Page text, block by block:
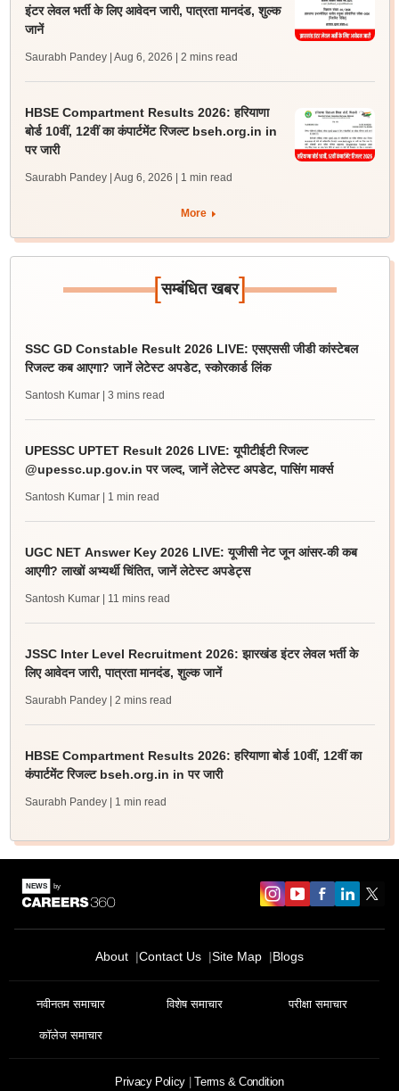
इंटर लेवल भर्ती के लिए आवेदन जारी, पात्रता मानदंड, शुल्क
जानें
Saurabh Pandey | Aug 6, 2026 | 2 mins read
HBSE Compartment Results 2026: हरियाणा
बोर्ड 10वीं, 12वीं का कंपार्टमेंट रिजल्ट bseh.org.in in
पर जारी
Saurabh Pandey | Aug 6, 2026 | 1 min read
More
[सम्बंधित खबर]
SSC GD Constable Result 2026 LIVE: एसएससी जीडी कांस्टेबल
रिजल्ट कब आएगा? जानें लेटेस्ट अपडेट, स्कोरकार्ड लिंक
Santosh Kumar | 3 mins read
UPESSC UPTET Result 2026 LIVE: यूपीटीईटी रिजल्ट
@upessc.up.gov.in पर जल्द, जानें लेटेस्ट अपडेट, पासिंग मार्क्स
Santosh Kumar | 1 min read
UGC NET Answer Key 2026 LIVE: यूजीसी नेट जून आंसर-की कब
आएगी? लाखों अभ्यर्थी चिंतित, जानें लेटेस्ट अपडेट्स
Santosh Kumar | 11 mins read
JSSC Inter Level Recruitment 2026: झारखंड इंटर लेवल भर्ती के
लिए आवेदन जारी, पात्रता मानदंड, शुल्क जानें
Saurabh Pandey | 2 mins read
HBSE Compartment Results 2026: हरियाणा बोर्ड 10वीं, 12वीं का
कंपार्टमेंट रिजल्ट bseh.org.in in पर जारी
Saurabh Pandey | 1 min read
About Contact Us Site Map Blogs
नवीनतम समाचार विशेष समाचार परीक्षा समाचार
कॉलेज समाचार
Privacy Policy Terms & Condition